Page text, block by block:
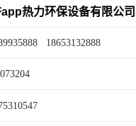
热力环保设备有限公司
18653132888